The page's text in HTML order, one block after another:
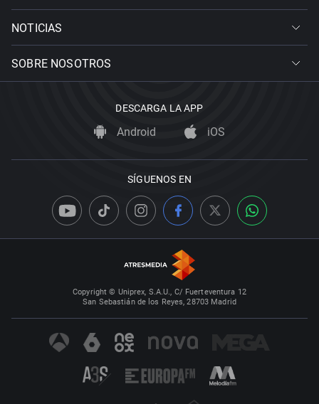
NOTICIAS
SOBRE NOSOTROS
DESCARGA LA APP
Android iOS
SÍGUENOS EN
Copyright © Uniprex, S.A.U., C/ Fuerteventura 12
San Sebastián de los Reyes, 28703 Madrid